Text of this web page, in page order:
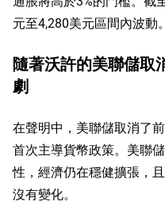
元至4,280美元區間內波動。
隨著沃許的美聯儲取
劇
在聲明中，美聯儲取消了
首次主導貨幣政策。美聯
性，經濟仍在穩健擴張，
沒有變化。